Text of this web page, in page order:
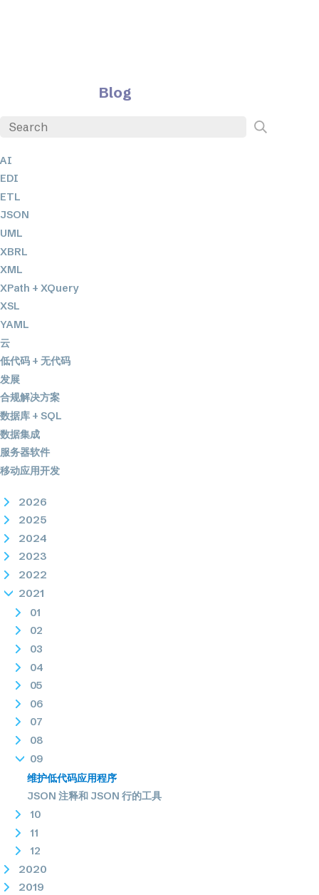
Blog
AI
EDI
ETL
JSON
UML
XBRL
XML
XPath + XQuery
XSL
YAML
云
低代码 + 无代码
发展
合规解决方案
数据库 + SQL
数据集成
服务器软件
移动应用开发
2026
2025
2024
2023
2022
2021
01
02
03
04
05
06
07
08
09
维护低代码应用程序
JSON 注释和 JSON 行的工具
10
11
12
2020
2019